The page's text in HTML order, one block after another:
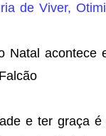
de Viver,
Natal acontece
e ter graça é